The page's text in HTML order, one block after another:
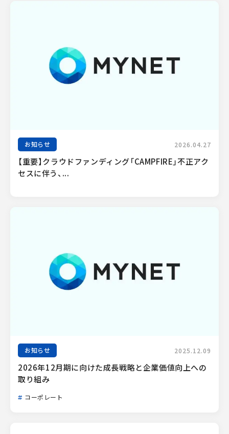
お知らせ 2026.04.27
【重要】クラウドファンディング「CAMPFIRE」不正アク
セスに伴う、...
お知らせ 2025.12.09
2026年12月期に向けた成長戦略と企業価値向上への
取り組み
コーポレート